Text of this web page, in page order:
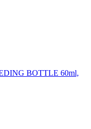
BOTTLE 60ml,